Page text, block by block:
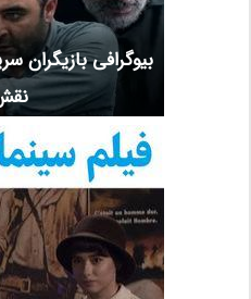
بیوگرافی بازیگران